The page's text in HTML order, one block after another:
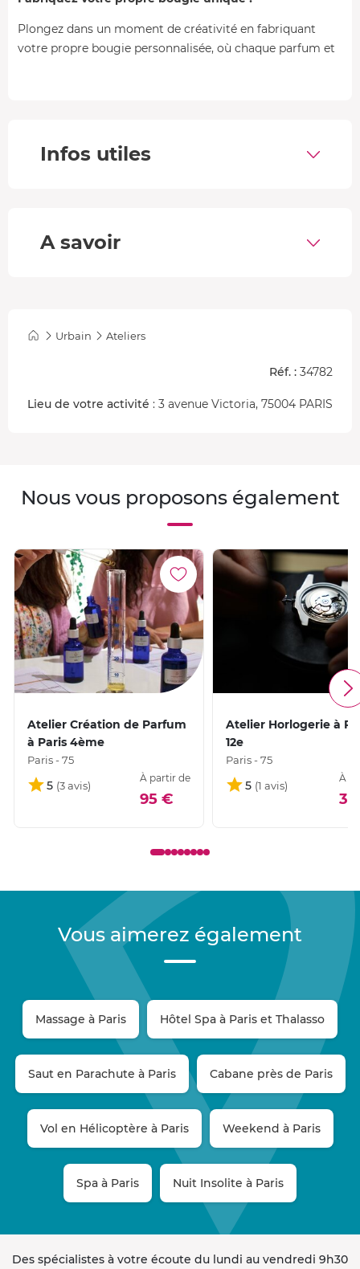
Plongez dans un moment de créativité en fabriquant
votre propre bougie personnalisée, où chaque parfum et
mains, parfaites pour offrir ou sublimer votre intérieur.
Infos utiles
A savoir
Urbain Ateliers
Réf. : 34782
Lieu de votre activité : 3 avenue Victoria, 75004 PARIS
Nous vous proposons également
Atelier Création de Parfum
à Paris 4ème
Paris - 75
5
À partir de
95 €
Atelier Horlogerie à
12e
Paris - 75
5
À
Vous aimerez également
Massage à Paris Hôtel Spa à Paris et Thalasso
Saut en Parachute à Paris Cabane près de Paris
Vol en Hélicoptère à Paris Weekend à Paris
Spa à Paris Nuit Insolite à Paris
Des spécialistes à votre écoute du lundi au vendredi 9h30